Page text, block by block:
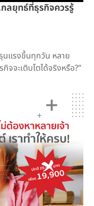
ลยุทธ์ที่ธุรกิจควรรู้
นแรงขึ้นทุกวัน หลาย
จจะเติบโตได้จริงหรือ?”